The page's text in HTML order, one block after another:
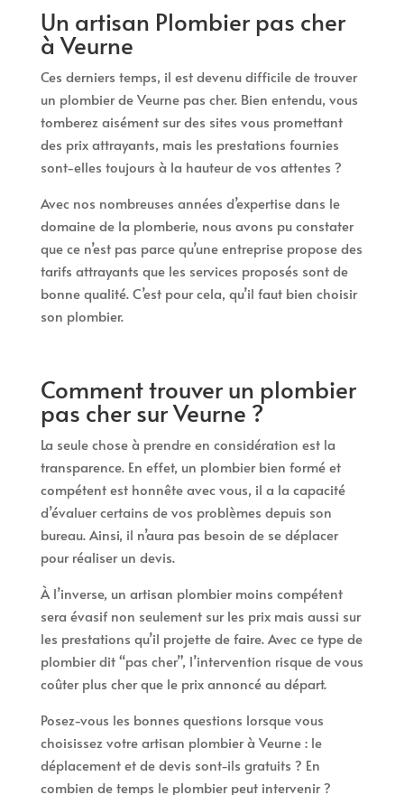
Un artisan Plombier pas cher
à Veurne
Ces derniers temps, il est devenu difficile de trouver
un plombier de Veurne pas cher. Bien entendu, vous
tomberez aisément sur des sites vous promettant
des prix attrayants, mais les prestations fournies
sont-elles toujours à la hauteur de vos attentes ?
Avec nos nombreuses années d’expertise dans le
domaine de la plomberie, nous avons pu constater
que ce n’est pas parce qu’une entreprise propose des
tarifs attrayants que les services proposés sont de
bonne qualité. C’est pour cela, qu’il faut bien choisir
son plombier.
Comment trouver un plombier
pas cher sur Veurne ?
La seule chose à prendre en considération est la
transparence. En effet, un plombier bien formé et
compétent est honnête avec vous, il a la capacité
d’évaluer certains de vos problèmes depuis son
bureau. Ainsi, il n’aura pas besoin de se déplacer
pour réaliser un devis.
À l’inverse, un artisan plombier moins compétent
sera évasif non seulement sur les prix mais aussi sur
les prestations qu’il projette de faire. Avec ce type de
plombier dit “pas cher”, l’intervention risque de vous
coûter plus cher que le prix annoncé au départ.
Posez-vous les bonnes questions lorsque vous
choisissez votre artisan plombier à Veurne : le
déplacement et de devis sont-ils gratuits ? En
combien de temps le plombier peut intervenir ?